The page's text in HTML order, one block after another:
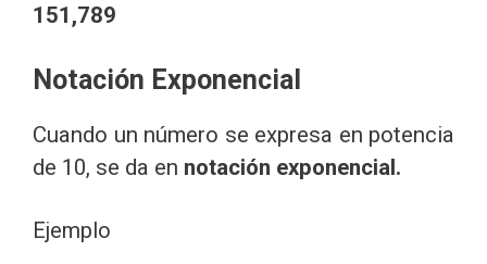
151,789
Notación Exponencial
Cuando un número se expresa en potencia
de 10, se da en notación exponencial.
Ejemplo